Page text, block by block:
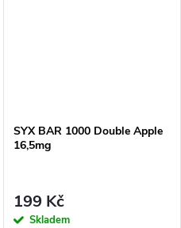
SYX BAR 1000 Double Apple
16,5mg
199 Kč
Skladem